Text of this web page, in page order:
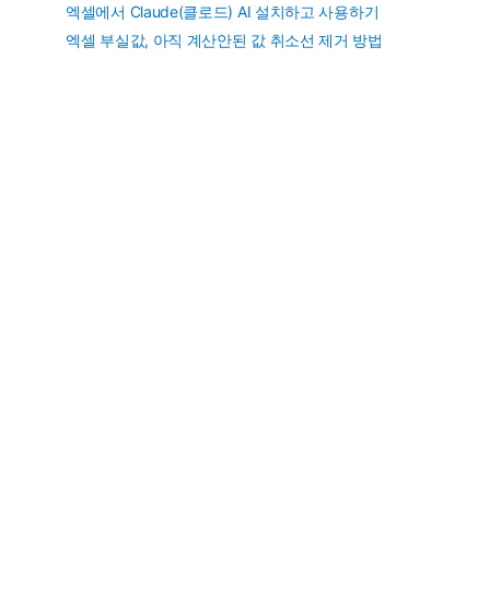
엑셀에서 Claude(클로드) AI 설치하고 사용하기
엑셀 부실값, 아직 계산안된 값 취소선 제거 방법